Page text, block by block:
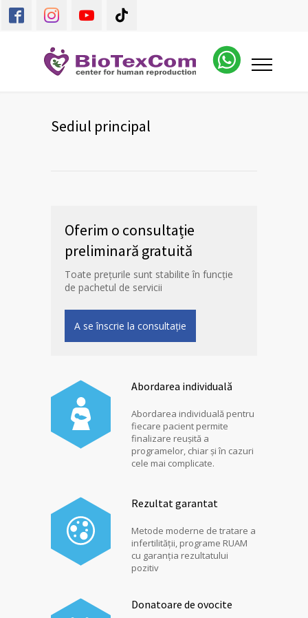
Sediul principal
Oferim o consultație
preliminară gratuită
Toate prețurile sunt stabilite în funcție
de pachetul de servicii
A se înscrie la consultație
Abordarea individuală
Abordarea individuală pentru
fiecare pacient permite
finalizare reușită a
programelor, chiar și în cazuri
cele mai complicate.
Rezultat garantat
Metode moderne de tratare a
infertilității, programe RUAM
cu garanția rezultatului
pozitiv
Donatoare de ovocite